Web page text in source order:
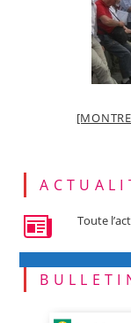
Toute